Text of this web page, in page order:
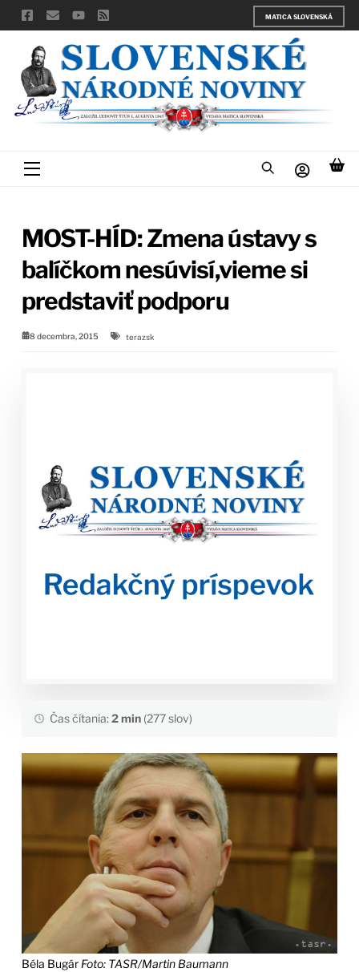
Skip
to
content
MATICA SLOVENSKÁ
Menu
MOST-HÍD: Zmena ústavy s
balíčkom nesúvisí,vieme si
predstaviť podporu
8 decembra, 2015 terazsk
Čas čítania:2 min(277 slov)
Béla Bugár Foto: TASR/Martin Baumann